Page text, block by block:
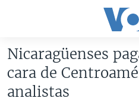
accesibilidad
al
contenido
AMÉRICA DEL NORTE
EEUU
ELECCIONES EEUU 2024
Nicaragüenses
cara de
analistas